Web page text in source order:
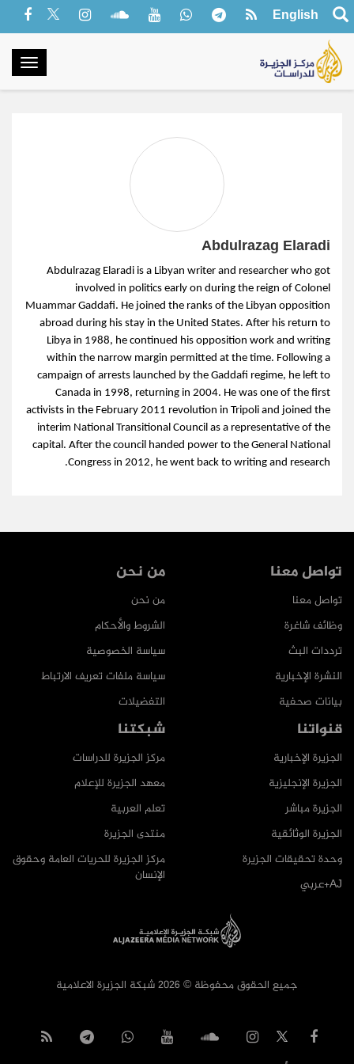
English
Abdulrazag Elaradi
Abdulrazag Elaradi is a Libyan writer and researcher who got
involved in politics early on during the reign of Colonel
Muammar Gaddafi. He joined the ranks of the Libyan opposition
abroad during his stay in the United States. After his return to
Libya in 1988, he continued his opposition work and writing
within the narrow margin permitted at the time. Following a
campaign of arrests launched by the Gaddafi regime, he left to
Canada in 1998, returning in 2004. He was one of the first
activists in the February 2011 revolution in Tripoli and joined the
interim National Transitional Council as a representative of the
capital. After the council handed power to the General National
Congress in 2012, he went back to writing and research.
من نحن
من نحن
الشروط والأحكام
سياسة الخصوصية
سياسة ملفات تعريف الارتباط
التفضيلات
تواصل معنا
تواصل معنا
وظائف شاغرة
ترددات البث
النشرة الإخبارية
بيانات صحفية
شبكتنا
مركز الجزيرة للدراسات
معهد الجزيرة للإعلام
تعلم العربية
منتدى الجزيرة
مركز الجزيرة للحريات العامة وحقوق
الإنسان
قنواتنا
الجزيرة الإخبارية
الجزيرة الإنجليزية
الجزيرة مباشر
الجزيرة الوثائقية
وحدة تحقيقات الجزيرة
AJ+عربي
جميع الحقوق محفوظة © 2026 شبكة الجزيرة الاعلامية